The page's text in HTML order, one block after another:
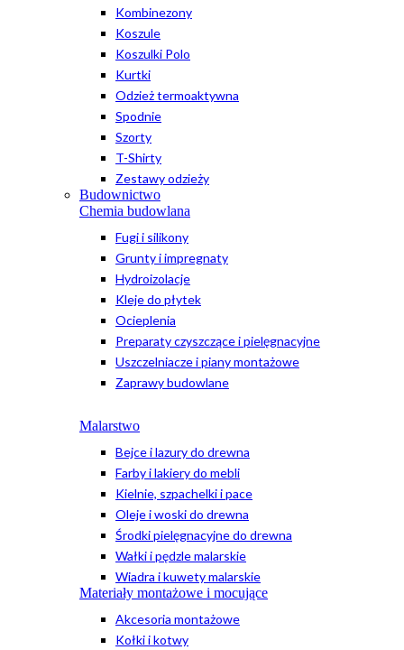
Kombinezony
Koszule
Koszulki Polo
Kurtki
Odzież termoaktywna
Spodnie
Szorty
T-Shirty
Zestawy odzieży
Budownictwo
Chemia budowlana
Fugi i silikony
Grunty i impregnaty
Hydroizolacje
Kleje do płytek
Ocieplenia
Preparaty czyszczące i pielęgnacyjne
Uszczelniacze i piany montażowe
Zaprawy budowlane
Malarstwo
Bejce i lazury do drewna
Farby i lakiery do mebli
Kielnie, szpachelki i pace
Oleje i woski do drewna
Środki pielęgnacyjne do drewna
Wałki i pędzle malarskie
Wiadra i kuwety malarskie
Materiały montażowe i mocujące
Akcesoria montażowe
Kołki i kotwy